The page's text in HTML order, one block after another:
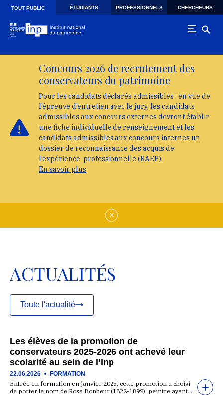
Skip to main navigation
Aller au contenu principal
TOUT PUBLIC ÉTUDIANTS PROFESSIONNELS CHERCHEURS
Concours 2026 de recrutement des
conservateurs du patrimoine
Pour les candidats déclarés admissibles : en vue de
l’épreuve d’entretien avec le jury, les candidats
admissibles aux concours externes devront établir
une fiche individuelle de renseignement et les
candidats admissibles aux concours internes un
dossier de reconnaissance des acquis de
l’expérience professionnelle (RAEP).
En savoir plus
ACTUALITÉS
Toute l'actualité
Les élèves de la promotion de
conservateurs 2025-2026 ont achevé leur
scolarité au sein de l’Inp
22.06.2026 FORMATION
Entrée en formation en janvier 2025, cette promotion a choisi
de porter le nom de Rosa Bonheur (1822-1899), peintre ayant…